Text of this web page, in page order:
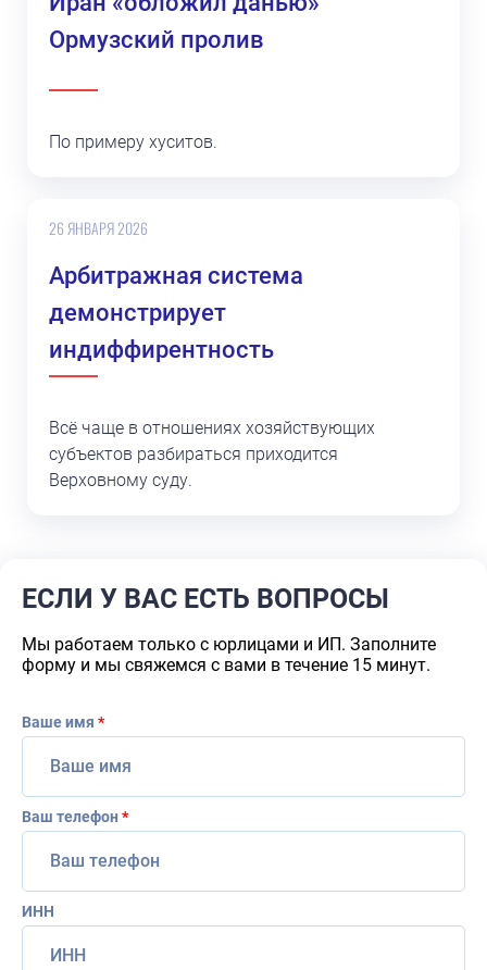
Ормузский пролив
По примеру хуситов.
26 ЯНВАРЯ 2026
Арбитражная система
демонстрирует
индиффирентность
Всё чаще в отношениях хозяйствующих
субъектов разбираться приходится
Верховному суду.
ЕСЛИ У ВАС ЕСТЬ ВОПРОСЫ
Мы работаем только с юрлицами и ИП. Заполните
форму и мы свяжемся с вами в течение 15 минут.
Ваше имя *
Ваш телефон*
ИНН